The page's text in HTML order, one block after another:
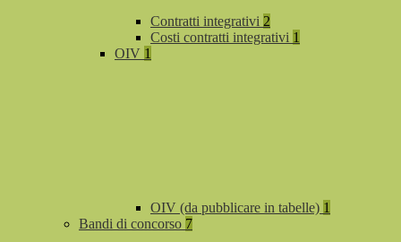
Contratti integrativi 2
Costi contratti integrativi 1
OIV 1
OIV (da pubblicare in tabelle) 1
Bandi di concorso 7